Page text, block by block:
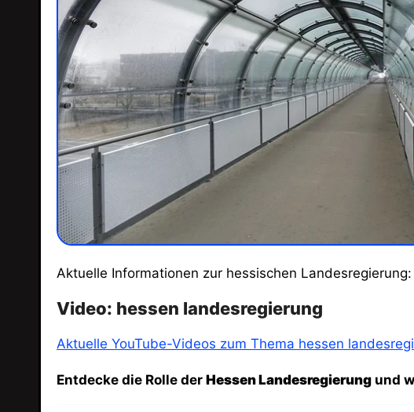
Aktuelle Informationen zur hessischen
Video: hessen landesregierung
Aktuelle YouTube-Videos zum Thema hessen
Entdecke die Rolle der Hessen Landesregierung und